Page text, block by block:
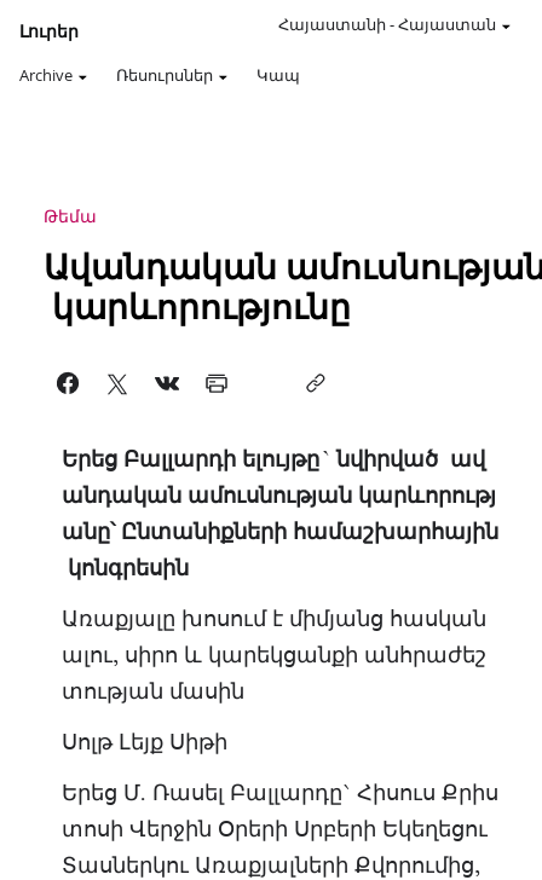
Լուրեր
Archive Ռեսուրսներ Կապ
Հայաստանի-Հայաստան
Թեմա
Ավանդական
կարևորությունը
Երեց Բալլարդի ելույթը` նվիրված ավ
անդական ամուսնության կարևորությ
անը՝ Ընտանիքների համաշխարհային
կոնգրեսին
Առաքյալը խոսում է միմյանց հասկան
ալու, սիրո և կարեկցանքի անհրաժեշ
տության մասին
Սոլթ Լեյք Սիթի
Երեց Մ. Ռասել Բալլարդը` Հիսուս Քրիս
տոսի Վերջին Օրերի Սրբերի Եկեղեցու
Տասներկու Առաքյալների Քվորումից,